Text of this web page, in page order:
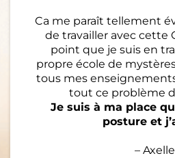
Ca me paraît tellement
de travailler avec cette
point que je suis en
propre école de
tous mes
tout ce problème
Je suis à ma place
posture et
– Axelle